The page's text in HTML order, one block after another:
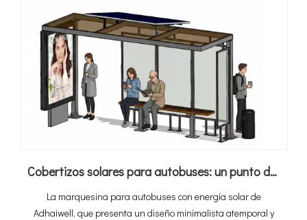
Cobertizos solares para autobuses: un punto de inflexión para el transporte urbano
La marquesina para autobuses con energía solar de
Adhaiwell, que presenta un diseño minimalista atemporal y